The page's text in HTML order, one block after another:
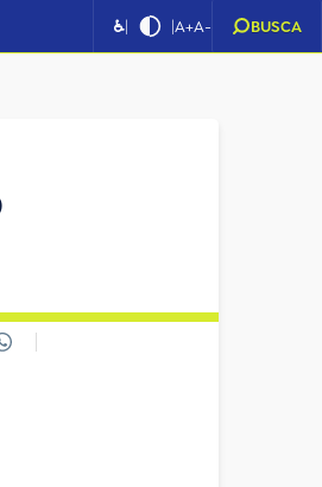
♿| |A+A- BUSCA